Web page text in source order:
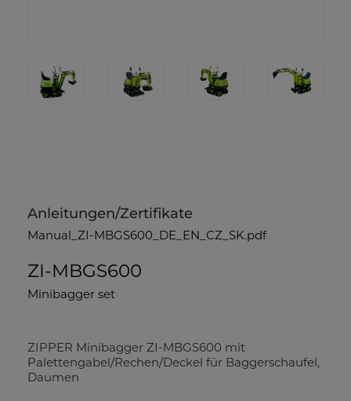
Anleitungen/Zertifikate
Manual_ZI-MBGS600_DE_EN_CZ_SK.pdf
ZI-MBGS600
Minibagger set
ZIPPER Minibagger ZI-MBGS600 mit
Palettengabel/Rechen/Deckel für Baggerschaufel,
Daumen